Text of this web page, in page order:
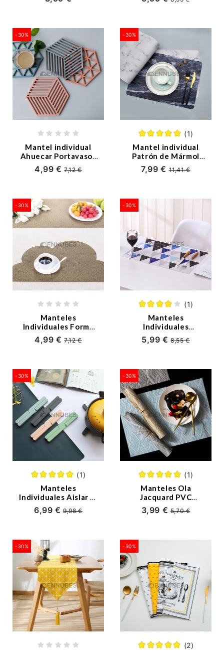
-30%
Mantel individual
Ahuecar Portavasos
Nórdica
4,99 €7,12 €
-30%
(1)
Mantel individual
Patrón de Mármol
Nórdica
7,99 €11,41 €
-30%
Manteles
Individuales Forma
de Nube Nórdico
4,99 €7,12 €
-30%
(1)
Manteles
Individuales
Patrones
geométricos Nórdico
5,99 €8,55 €
-30%
(1)
Manteles
Individuales Aislar el
Calor Silicona
Creativa Nórdico
6,99 €9,98 €
-30%
(1)
Manteles Ola
Jacquard PVC
Nórdico
3,99 €5,70 €
-30% -30%
(2)